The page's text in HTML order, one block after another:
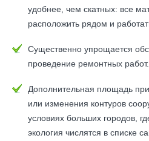
удобнее, чем скатных: все
расположить рядом и
Существенно упрощается
проведение ремонтных работ.
Дополнительная площадь
или изменения контуров
условиях больших городов,
экология числятся в списке